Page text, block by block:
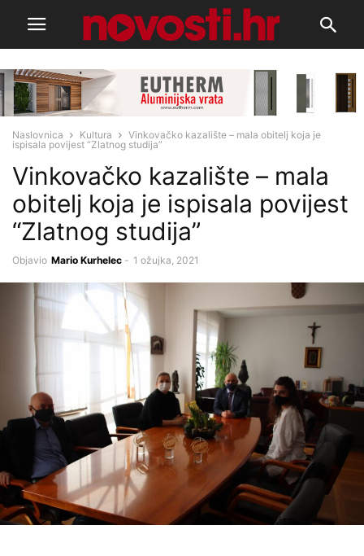
Naslovnica Kultura
Vinkovačko kazalište – mala obitelj koja je
ispisala povijest “Zlatnog studija”
Vinkovačko kazalište – mala
obitelj koja je ispisala povijest
“Zlatnog studija”
Objavio Mario Kurhelec - 1 ožujka, 2021